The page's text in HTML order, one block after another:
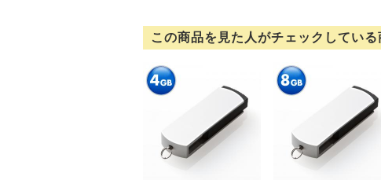
この商品を見た人がチェックしている